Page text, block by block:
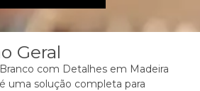
Geral
com Detalhes em Madeira
é uma solução completa para